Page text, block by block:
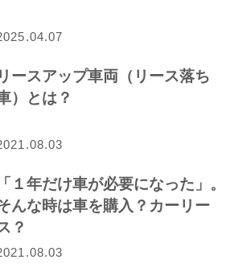
リースアップ車両（リース落ち
）とは？
「１年だけ車が必要になった」。
んな時は車を購入？カーリー
？